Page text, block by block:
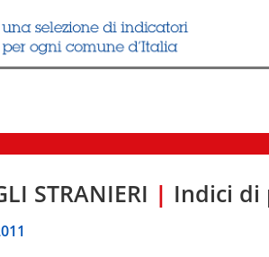
STRANIERI | Indici di